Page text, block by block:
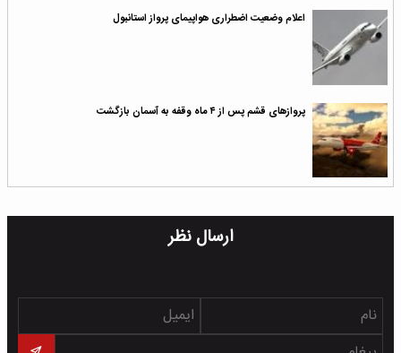
اعلام وضعیت اضطراری هواپیمای پرواز استانبول
پروازهای قشم پس از ۴ ماه وقفه به آسمان بازگشت
ارسال نظر